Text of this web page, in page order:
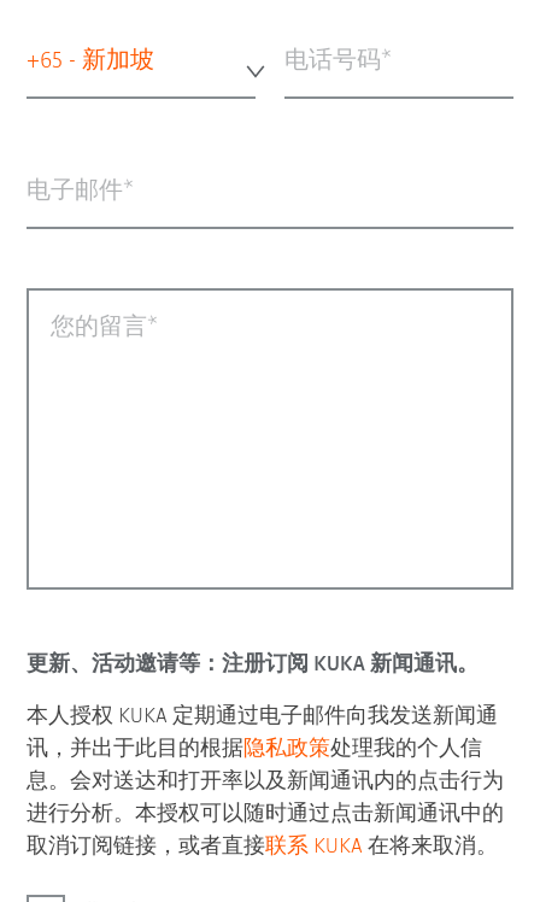
+65 - 新加坡 电话号码
电子邮件
您的留言
更新、活动邀请等：注册订阅 KUKA 新闻通讯。
本人授权 KUKA 定期通过电子邮件向我发送新闻通
讯，并出于此目的根据隐私政策处理我的个人信
息。会对送达和打开率以及新闻通讯内的点击行为
进行分析。本授权可以随时通过点击新闻通讯中的
取消订阅链接，或者直接联系 KUKA 在将来取消。